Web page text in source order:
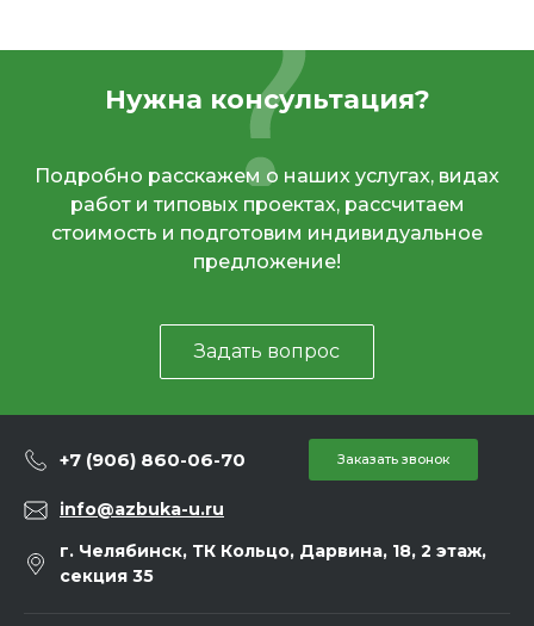
Нужна консультация?
Подробно расскажем о наших услугах, видах
работ и типовых проектах, рассчитаем
стоимость и подготовим индивидуальное
предложение!
Задать вопрос
+7 (906) 860-06-70 Заказать звонок
info@azbuka-u.ru
г. Челябинск, ТК Кольцо, Дарвина, 18, 2 этаж,
секция 35